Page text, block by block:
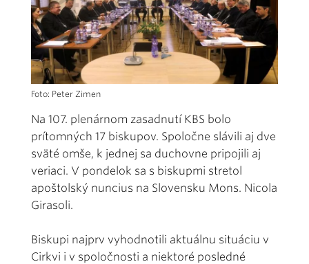
Foto: Peter Zimen
Na 107. plenárnom zasadnutí KBS bolo
prítomných 17 biskupov. Spoločne slávili aj dve
sväté omše, k jednej sa duchovne pripojili aj
veriaci. V pondelok sa s biskupmi stretol
apoštolský nuncius na Slovensku Mons. Nicola
Girasoli.
Biskupi najprv vyhodnotili aktuálnu situáciu v
Cirkvi i v spoločnosti a niektoré posledné